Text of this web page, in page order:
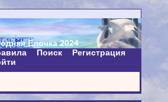
Ёлочка 2024
Поиск
Регистрация